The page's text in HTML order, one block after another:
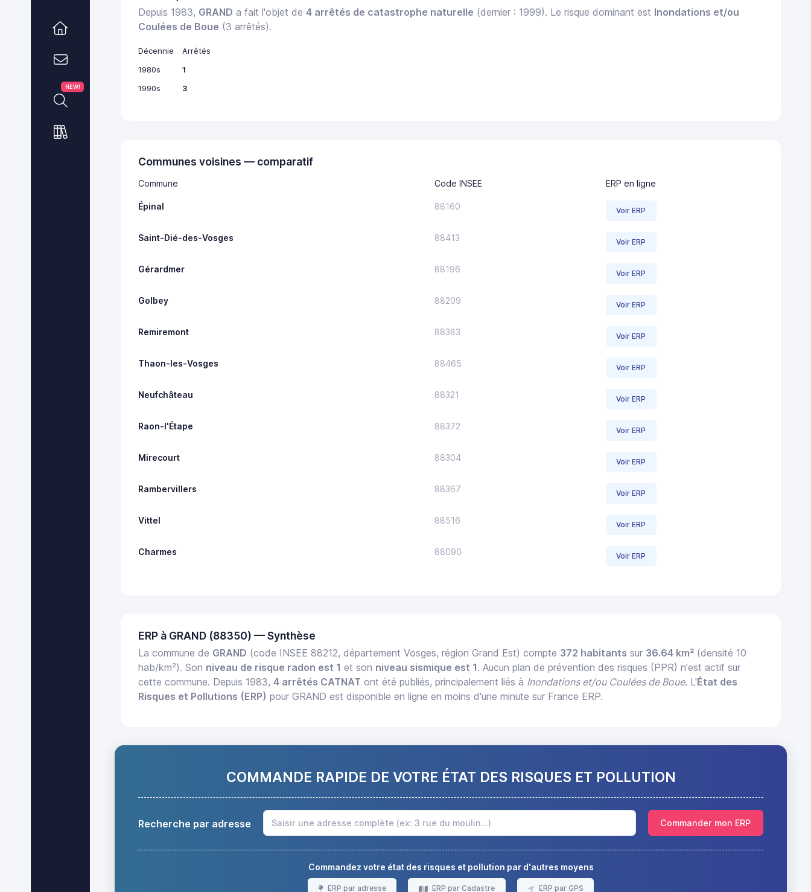
NEW!
Depuis 1983, GRAND a fait l'objet de4 arrêtés de catastrophe naturelle (dernier : 1999). Le risque dominant est Inondations et/ou
Coulées de Boue (3 arrêtés).
Décennie
Arrêtés
1980s
1
1990s
3
Communes voisines — comparatif
Commune Code INSEE ERP en ligne
Épinal 88160 Voir ERP
Saint-Dié-des-Vosges 88413 Voir ERP
Gérardmer 88196 Voir ERP
Golbey 88209 Voir ERP
Remiremont 88383 Voir ERP
Thaon-les-Vosges 88465 Voir ERP
Neufchâteau 88321 Voir ERP
Raon-l'Étape 88372 Voir ERP
Mirecourt 88304 Voir ERP
Rambervillers 88367 Voir ERP
Vittel 88516 Voir ERP
Charmes 88090 Voir ERP
ERP à GRAND (88350) — Synthèse
La commune de GRAND (code INSEE 88212, département Vosges, région Grand Est) compte 372 habitants sur 36.64 km² (densité 10
hab/km²). Son niveau de risque radon est 1 et son niveau sismique est 1. Aucun plan de prévention des risques (PPR) n'est actif sur
cette commune. Depuis 1983,4 arrêtés CATNAT ont été publiés, principalement liés à Inondations et/ou Coulées de Boue. L'État des
Risques et Pollutions (ERP) pour GRAND est disponible en ligne en moins d'une minute sur France ERP.
COMMANDE RAPIDE DE VOTRE ÉTAT DES RISQUES ET POLLUTION
Recherche par adresse Commander mon ERP
Commandez votre état des risques et pollution par d'autres moyens
ERP par adresse ERP par Cadastre ERP par GPS